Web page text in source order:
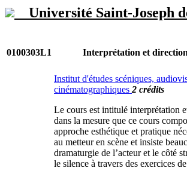
Université Saint-Joseph
0100303L1 Interprétation et
Institut d'études scéniques,
cinématographiques 2 crédits
Le cours est intitulé interprétation
dans la mesure que ce cours
approche esthétique et pratique
au metteur en scène et insiste
dramaturgie de l’acteur et le côté
le silence à travers des exercices